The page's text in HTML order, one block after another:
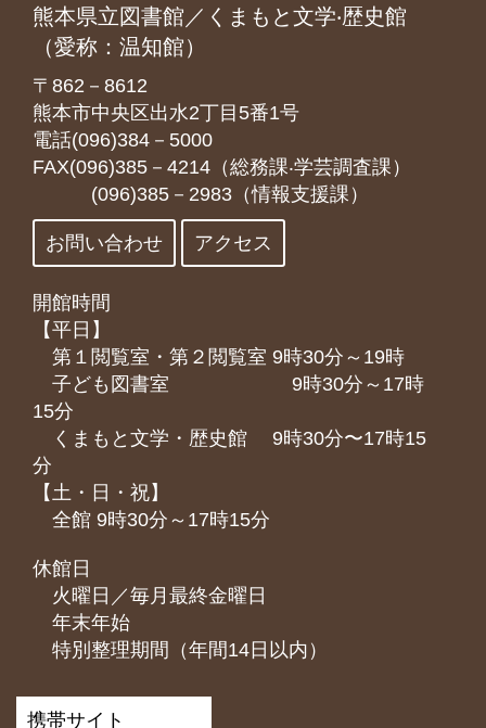
熊本県立図書館／くまもと文学‧歴史館
（愛称：温知館）
〒862－8612
熊本市中央区出水2丁目5番1号
電話(096)384－5000
FAX(096)385－4214（総務課‧学芸調査課）
(096)385－2983（情報支援課）
お問い合わせ アクセス
開館時間
【平日】
第１閲覧室・第２閲覧室 9時30分～19時
子ども図書室 9時30分～17時
15分
くまもと⽂学・歴史館 9時30分〜17時15
分
【土・日・祝】
全館 9時30分～17時15分
休館日
火曜日／毎月最終金曜日
年末年始
特別整理期間（年間14日以内）
携帯サイト